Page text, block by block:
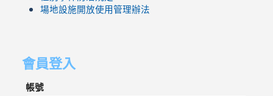
場地設施開放使用管理辦法
會員登入
帳號